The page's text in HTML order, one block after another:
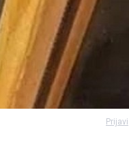
Prijavi